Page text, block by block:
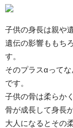
子供の身長は親や
遺伝の影響ももち
す。
そのプラスαって
です。
子供の骨は柔らか
骨が成長して身長
大人になるとその